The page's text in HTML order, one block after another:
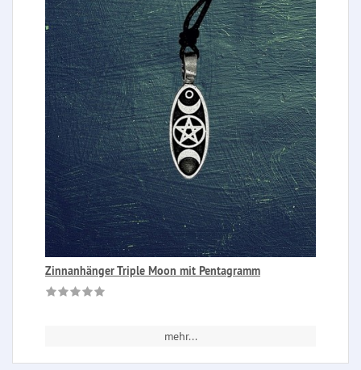
Zinnanhänger Triple Moon mit Pentagramm
mehr...